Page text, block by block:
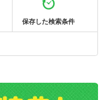
保存した検索条件